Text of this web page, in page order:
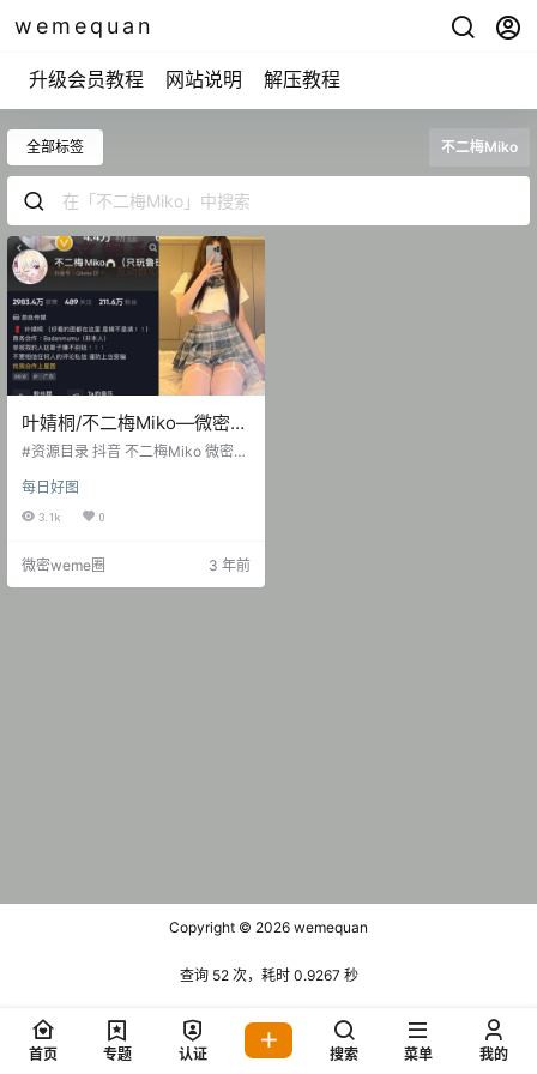
wemequan
升级会员教程 网站说明 解压教程
全部标签 不二梅Miko
叶婧桐/不二梅Miko—微密图
片视频合集【持续更新】
#资源目录 抖音 不二梅Miko 微密圈
o 微密圈 NO.002期 【16P】 抖音
不二梅Miko 微密圈 NO.003期 【16
圈 NO.005期 【13P】 抖音 不二梅
Miko 微密圈 NO.006期 【18P】 抖
每日好图
3.1k 0
微密weme圈 3 年前
Copyright © 2026 wemequan
查询 52 次，耗时 0.9267 秒
首页 专题 认证 搜索 菜单 我的